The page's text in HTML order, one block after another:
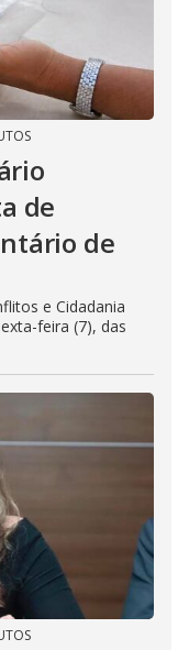
de
de
e Cidadania
feira (7), das